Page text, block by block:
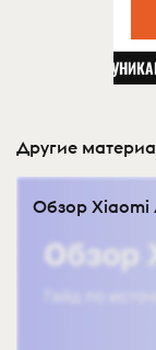
Другие
Обзор Xiaomi